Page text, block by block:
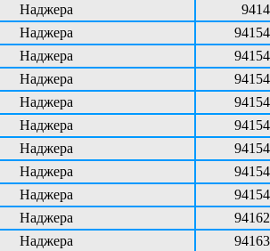
Наджера
Наджера
Наджера
Наджера
Наджера
Наджера
Наджера
Наджера
Наджера
Наджера
Наджера